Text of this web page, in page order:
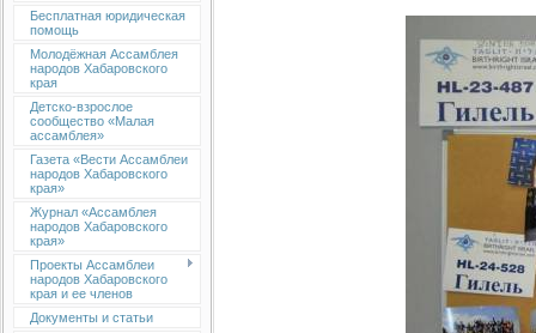
Бесплатная юридическая
помощь
Молодёжная Ассамблея
народов Хабаровского
края
Детско-взрослое
сообщество «Малая
ассамблея»
Газета «Вести Ассамблеи
народов Хабаровского
края»
Журнал «Ассамблея
народов Хабаровского
края»
Проекты Ассамблеи
народов Хабаровского
края и ее членов
Документы и статьи